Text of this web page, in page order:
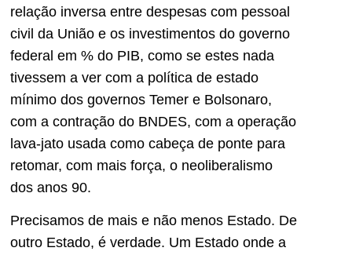
relação inversa entre despesas com pessoal
civil da União e os investimentos do governo
federal em % do PIB, como se estes nada
tivessem a ver com a política de estado
mínimo dos governos Temer e Bolsonaro,
com a contração do BNDES, com a operação
lava-jato usada como cabeça de ponte para
retomar, com mais força, o neoliberalismo
dos anos 90.
Precisamos de mais e não menos Estado. De
outro Estado, é verdade. Um Estado onde a